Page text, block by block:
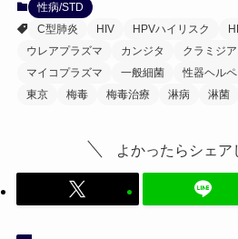
性病/STD
C型肺炎
HIV HPVハイリスク
ウレアプラズマ
カンジタ クラミジア
マイコプラズマ
一般細菌 性器ヘル
東京
梅毒 梅毒治療 淋病 淋菌
よかったらシェア